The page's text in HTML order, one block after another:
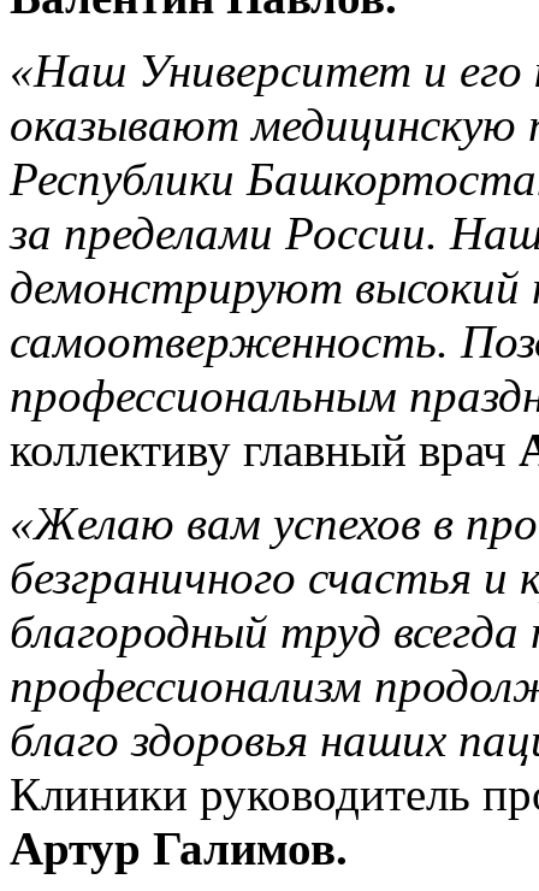
«Наш Университет и его
оказывают медицинскую
Республики
за пределами России.
демонстрируют высокий
самоотверженность.
профессиональным
коллективу главный врач
«Желаю вам успехов в
безграничного счастья
благородный труд
профессионализм
благо здоровья наших
Клиники руководитель
Артур Галимов.